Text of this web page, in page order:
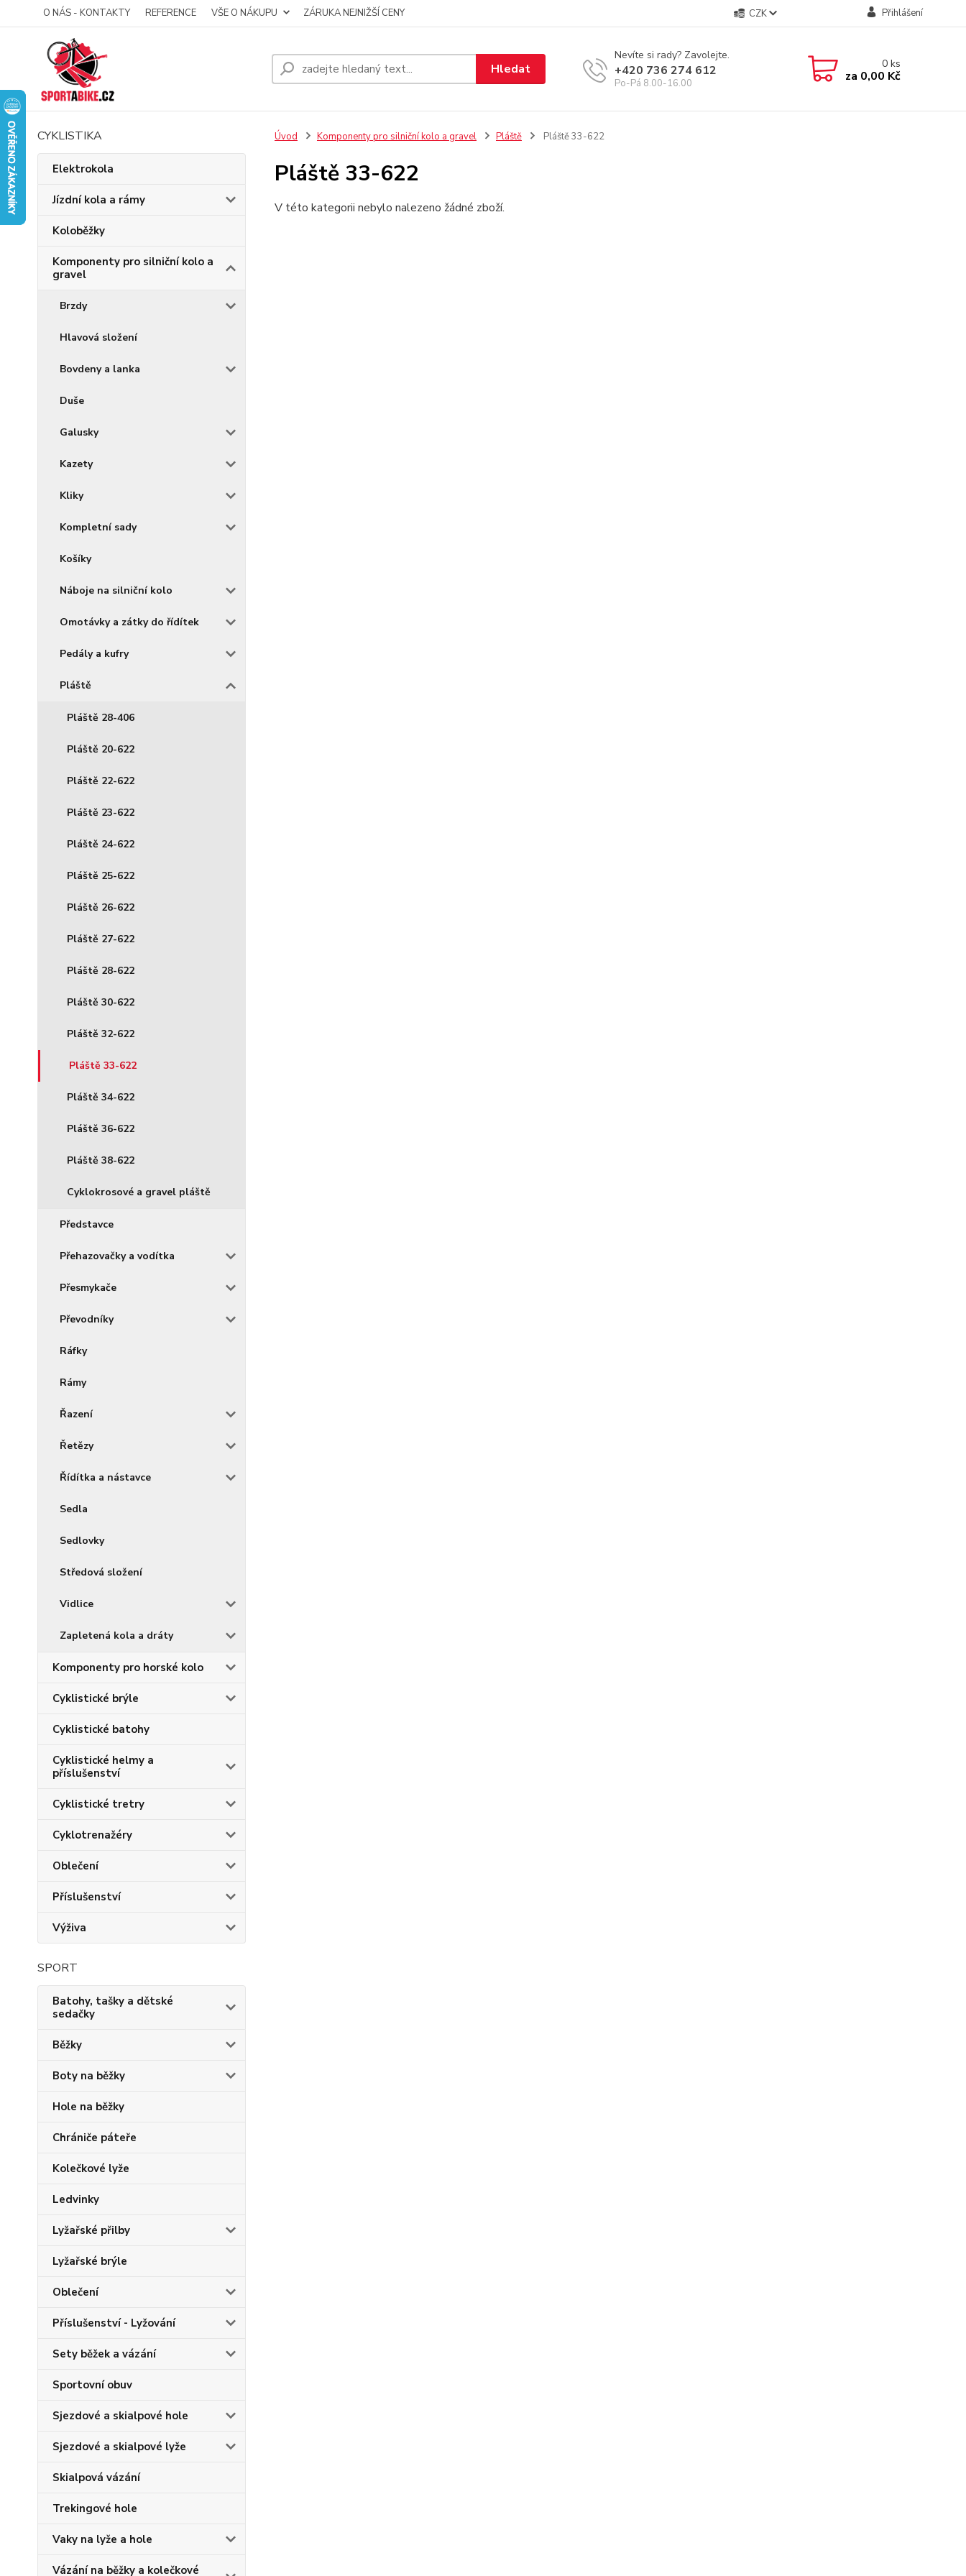
O NÁS - KONTAKTY REFERENCE VŠE O NÁKUPU ZÁRUKA NEJNIŽŠÍ CENY CZK Přihlášení
Hledat
Nevíte si rady? Zavolejte.
+420 736 274 612
Po-Pá 8.00-16.00
0ks
za 0,00 Kč
CYKLISTIKA
Elektrokola
Jízdní kola a rámy
Koloběžky
Komponenty pro silniční kolo a
gravel
Brzdy
Hlavová složení
Bovdeny a lanka
Duše
Galusky
Kazety
Kliky
Kompletní sady
Košíky
Náboje na silniční kolo
Omotávky a zátky do řídítek
Pedály a kufry
Pláště
Pláště 28-406
Pláště 20-622
Pláště 22-622
Pláště 23-622
Pláště 24-622
Pláště 25-622
Pláště 26-622
Pláště 27-622
Pláště 28-622
Pláště 30-622
Pláště 32-622
Pláště 33-622
Pláště 34-622
Pláště 36-622
Pláště 38-622
Cyklokrosové a gravel pláště
Představce
Přehazovačky a vodítka
Přesmykače
Převodníky
Ráfky
Rámy
Řazení
Řetězy
Řídítka a nástavce
Sedla
Sedlovky
Středová složení
Vidlice
Zapletená kola a dráty
Komponenty pro horské kolo
Cyklistické brýle
Cyklistické batohy
Cyklistické helmy a
příslušenství
Cyklistické tretry
Cyklotrenažéry
Oblečení
Příslušenství
Výživa
SPORT
Batohy, tašky a dětské
sedačky
Běžky
Boty na běžky
Hole na běžky
Chrániče páteře
Kolečkové lyže
Ledvinky
Lyžařské přilby
Lyžařské brýle
Oblečení
Příslušenství - Lyžování
Sety běžek a vázání
Sportovní obuv
Sjezdové a skialpové hole
Sjezdové a skialpové lyže
Skialpová vázání
Trekingové hole
Vaky na lyže a hole
Vázání na běžky a kolečkové
Úvod Komponenty pro silniční kolo a gravel Pláště Pláště 33-622
Pláště 33-622
V této kategorii nebylo nalezeno žádné zboží.